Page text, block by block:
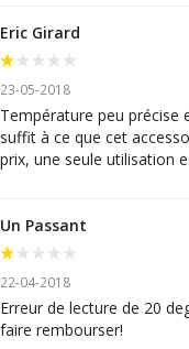
Eric Girard
23-05-2018
Température peu précise
suffit à ce que cet
prix, une seule utilisation
Un Passant
22-04-2018
Erreur de lecture de 20
faire rembourser!